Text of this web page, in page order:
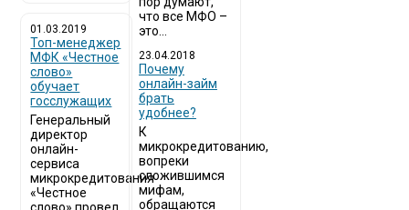
01.03.2019
Топ-менеджер
МФК «Честное
слово»
обучает
госслужащих
Генеральный
директор
онлайн-
сервиса
микрокредитования
«Честное
что все МФО –
это...
23.04.2018
Почему
онлайн-займ
брать
удобнее?
К
микрокредитованию,
вопреки
сложившимся
мифам,
обращаются